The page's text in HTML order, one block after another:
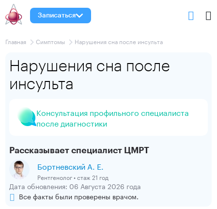
Записаться
Главная Симптомы Нарушения сна после инсульта
Нарушения сна после
инсульта
Консультация профильного специалиста
после диагностики
Рассказывает специалист ЦМРТ
Бортневский А. Е.
Рентгенолог • стаж 21 год
Дата обновления: 06 Августа 2026 года
Все факты были проверены врачом.